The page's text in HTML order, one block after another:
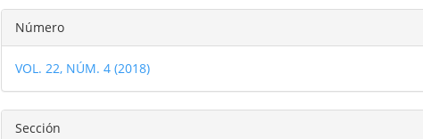
Detalles
del
artículo
Número
VOL. 22, NÚM. 4 (2018)
Sección